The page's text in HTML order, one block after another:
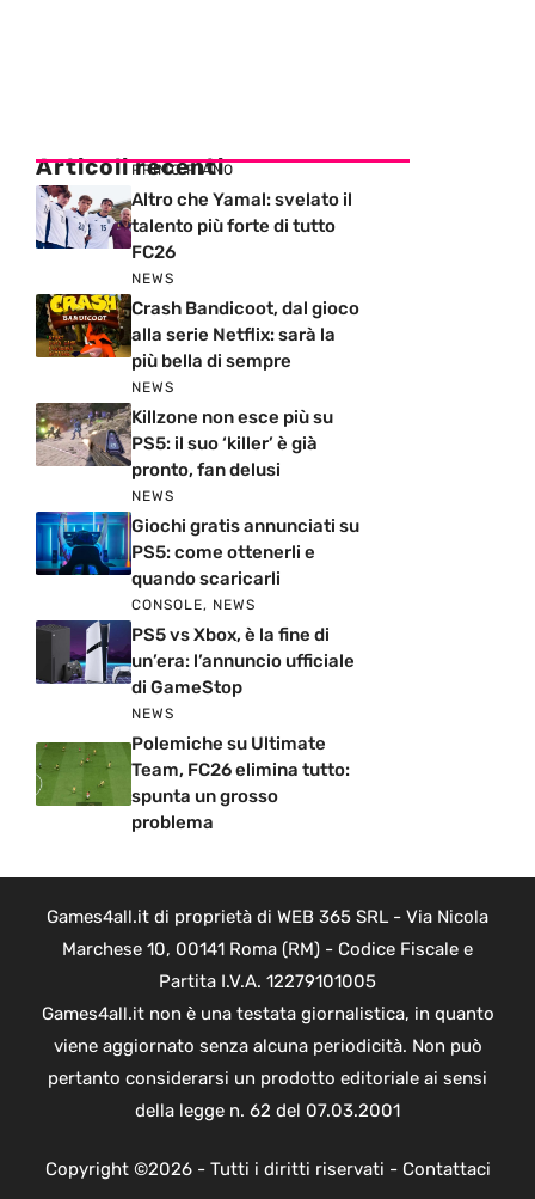
Articoli recenti
PRIMO PIANO
Altro che Yamal: svelato il
talento più forte di tutto
FC26
NEWS
Crash Bandicoot, dal gioco
alla serie Netflix: sarà la
più bella di sempre
NEWS
Killzone non esce più su
PS5: il suo ‘killer’ è già
pronto, fan delusi
NEWS
Giochi gratis annunciati su
PS5: come ottenerli e
quando scaricarli
CONSOLE, NEWS
PS5 vs Xbox, è la fine di
un’era: l’annuncio ufficiale
di GameStop
NEWS
Polemiche su Ultimate
Team, FC26 elimina tutto:
spunta un grosso
problema
Games4all.it di proprietà di WEB 365 SRL - Via Nicola
Marchese 10, 00141 Roma (RM) - Codice Fiscale e
Partita I.V.A. 12279101005
Games4all.it non è una testata giornalistica, in quanto
viene aggiornato senza alcuna periodicità. Non può
pertanto considerarsi un prodotto editoriale ai sensi
della legge n. 62 del 07.03.2001
Copyright ©2026 - Tutti i diritti riservati - Contattaci